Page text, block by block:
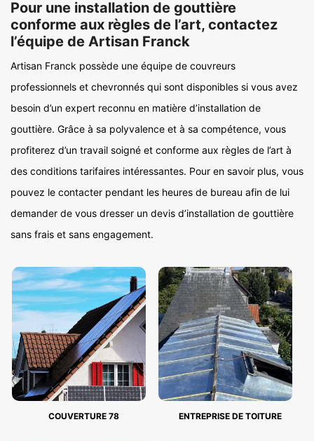
Pour une installation de gouttière
conforme aux règles de l’art, contactez
l’équipe de Artisan Franck
Artisan Franck possède une équipe de couvreurs
professionnels et chevronnés qui sont disponibles si vous avez
besoin d’un expert reconnu en matière d’installation de
gouttière. Grâce à sa polyvalence et à sa compétence, vous
profiterez d’un travail soigné et conforme aux règles de l’art à
des conditions tarifaires intéressantes. Pour en savoir plus, vous
pouvez le contacter pendant les heures de bureau afin de lui
demander de vous dresser un devis d’installation de gouttière
sans frais et sans engagement.
COUVERTURE 78 ENTREPRISE DE TOITURE